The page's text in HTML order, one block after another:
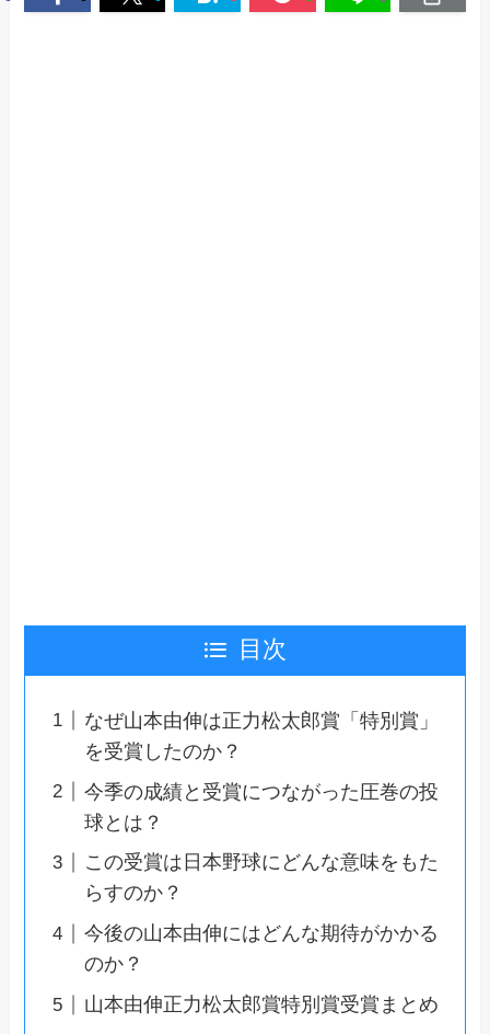
目次
なぜ山本由伸は正力松太郎賞「特別賞」
を受賞したのか？
今季の成績と受賞につながった圧巻の投
球とは？
この受賞は日本野球にどんな意味をもた
らすのか？
今後の山本由伸にはどんな期待がかかる
のか？
山本由伸正力松太郎賞特別賞受賞まとめ